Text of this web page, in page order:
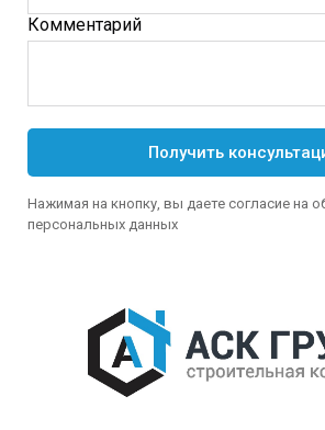
Комментарий
Получить
Нажимая на кнопку, вы даете согласие на
персональных данных